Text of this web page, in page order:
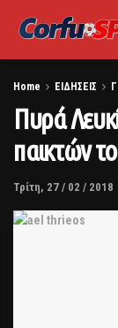
Home ΕΙΔΗΣΕΙΣ
Πυρά
παικτών
Τρίτη, 27 / 02 / 2018